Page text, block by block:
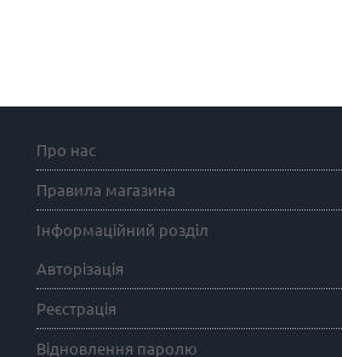
Про нас
Правила магазина
Інформаційний розділ
Авторізація
Реєстрація
Відновлення паролю